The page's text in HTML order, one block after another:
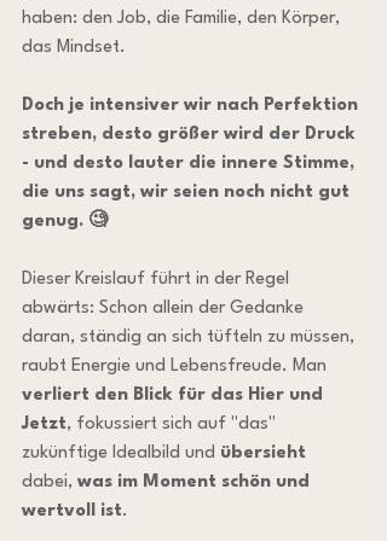
haben: den Job, die Familie, den Körper,
das Mindset.
Doch je intensiver wir nach Perfektion
streben, desto größer wird der Druck
- und desto lauter die innere Stimme,
die uns sagt, wir seien noch nicht gut
genug. 🧐
Dieser Kreislauf führt in der Regel
abwärts: Schon allein der Gedanke
daran, ständig an sich tüfteln zu müssen,
raubt Energie und Lebensfreude. Man
verliert den Blick für das Hier und
Jetzt, fokussiert sich auf "das"
zukünftige Idealbild und übersieht
dabei, was im Moment schön und
wertvoll ist.